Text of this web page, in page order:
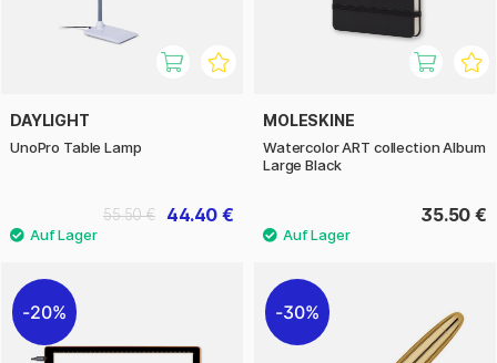
DAYLIGHT
UnoPro Table Lamp
44.40 €
55.50 €
MOLESKINE
Watercolor ART collection Album
Large Black
35.50 €
20% 30%